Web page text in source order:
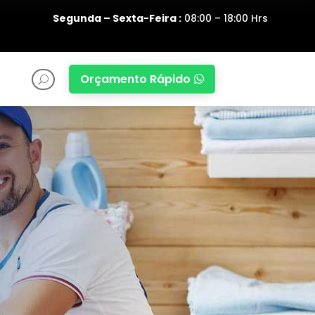
Segunda – Sexta-Feira :08:00 – 18:00 Hrs
U Orçamento Rápido 